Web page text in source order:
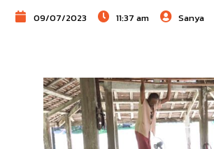
09/07/2023 11:37 am Sanya